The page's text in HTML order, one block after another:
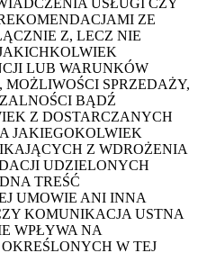
ZE
Z, LECZ NIE
LUB WARUNKÓW
SPRZEDAŻY,
BĄDŹ
Z DOSTARCZANYCH
JAKIEGOKOLWIEK
Z WDROŻENIA
UDZIELONYCH
TREŚĆ
UMOWIE ANI INNA
KOMUNIKACJA USTNA
WPŁYWA NA
W TEJ